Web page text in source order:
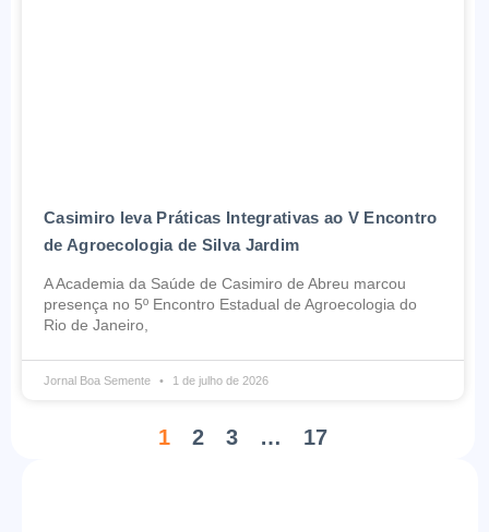
Casimiro leva Práticas Integrativas ao V Encontro
de Agroecologia de Silva Jardim
A Academia da Saúde de Casimiro de Abreu marcou
presença no 5º Encontro Estadual de Agroecologia do
Rio de Janeiro,
Jornal Boa Semente 1 de julho de 2026
1 2 3 … 17